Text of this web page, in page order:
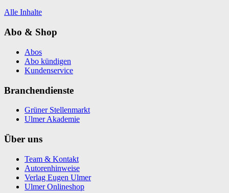
Alle Inhalte
Abo & Shop
Abos
Abo kündigen
Kundenservice
Branchendienste
Grüner Stellenmarkt
Ulmer Akademie
Über uns
Team & Kontakt
Autorenhinweise
Verlag Eugen Ulmer
Ulmer Onlineshop